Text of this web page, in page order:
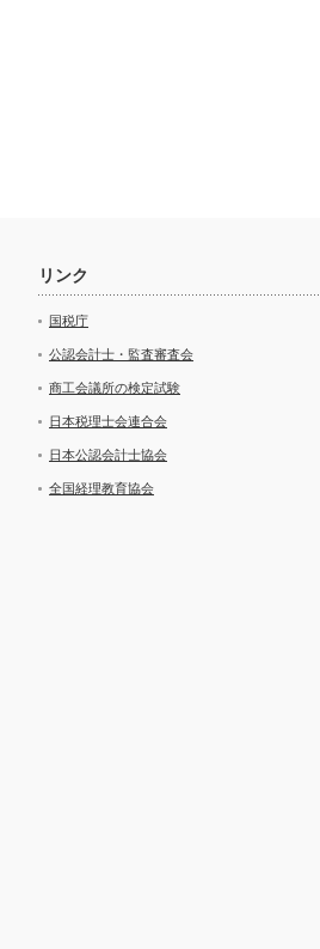
リンク
国税庁
公認会計士・監査審査会
商工会議所の検定試験
日本税理士会連合会
日本公認会計士協会
全国経理教育協会